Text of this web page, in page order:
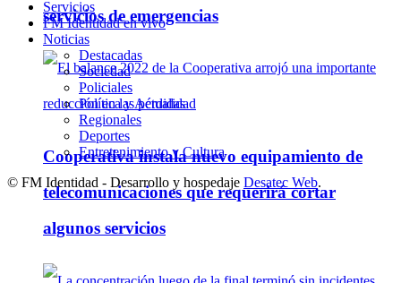
servicios de emergencias
Cooperativa instala nuevo equipamiento de
telecomunicaciones que requerirá cortar
algunos servicios
Servicios
FM Identidad en vivo
Noticias
Destacadas
Sociedad
Policiales
Política y Actualidad
Regionales
Deportes
Entretenimiento y Cultura
© FM Identidad - Desarrollo y hospedaje Desatec Web.